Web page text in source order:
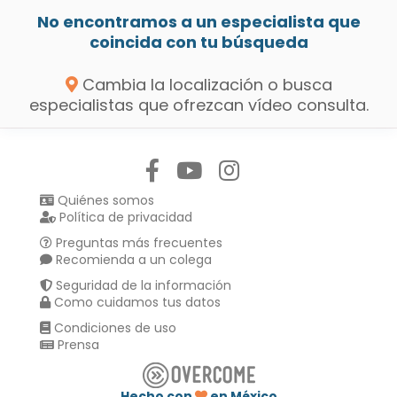
No encontramos a un especialista que
coincida con tu búsqueda
Cambia la localización o busca
especialistas que ofrezcan vídeo consulta.
Quiénes somos
Política de privacidad
Preguntas más frecuentes
Recomienda a un colega
Seguridad de la información
Como cuidamos tus datos
Condiciones de uso
Prensa